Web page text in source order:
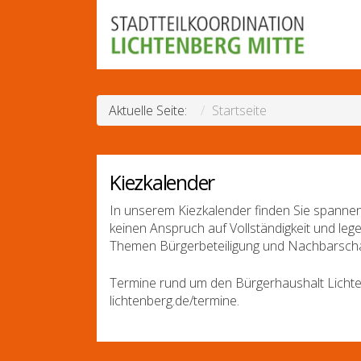
Aktuelle Seite: Startseite
Kiezkalender
In unserem Kiezkalender finden Sie
keinen Anspruch auf Vollständigkeit und
Themen Bürgerbeteiligung und
Termine rund um den Bürgerhaushalt
lichtenberg.de/termine.